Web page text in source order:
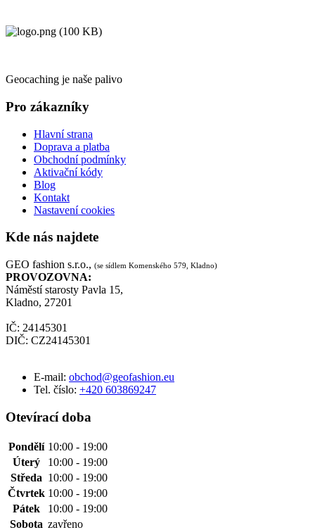
Geocaching je naše palivo
Pro zákazníky
Hlavní strana
Doprava a platba
Obchodní podmínky
Aktivační kódy
Blog
Kontakt
Nastavení cookies
Kde nás najdete
GEO fashion s.r.o., (se sídlem Komenského 579, Kladno)
PROVOZOVNA:
Náměstí starosty Pavla 15,
Kladno, 27201
IČ: 24145301
DIČ: CZ24145301
E-mail: obchod@geofashion.eu
Tel. číslo: +420 603869247
Otevírací doba
Pondělí 10:00 - 19:00
Úterý
10:00 - 19:00
Středa 10:00 - 19:00
Čtvrtek 10:00 - 19:00
Pátek
10:00 - 19:00
Sobota zavřeno